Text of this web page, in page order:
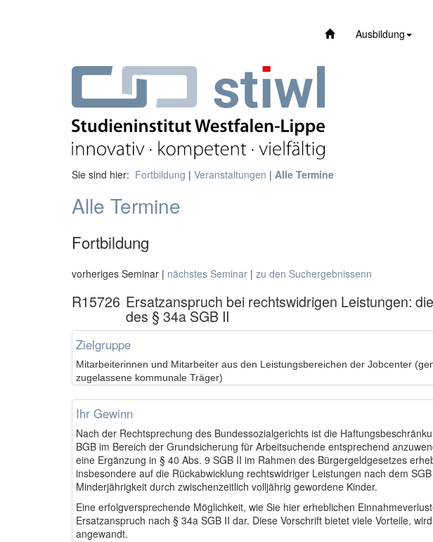
Ausbildung
Sie sind hier: Fortbildung | Veranstaltungen | Alle Termine
Alle Termine
Fortbildung
vorheriges Seminar | nächstes Seminar | zu den Suchergebnissenn
R15726 Ersatzanspruch bei rechtswidrigen Leistungen:
des § 34a SGB II
Zielgruppe
Mitarbeiterinnen und Mitarbeiter aus den Leistungsbereichen der Jobcenter
zugelassene kommunale Träger)
Ihr Gewinn
Nach der Rechtsprechung des Bundessozialgerichts ist die
BGB im Bereich der Grundsicherung für Arbeitsuchende entsprechend
eine Ergänzung in § 40 Abs. 9 SGB II im Rahmen des Bürgergeldgesetzes
insbesondere auf die Rückabwicklung rechtswidriger Leistungen nach dem
Minderjährigkeit durch zwischenzeitlich volljährig gewordene Kinder.
Eine erfolgversprechende Möglichkeit, wie Sie hier erheblichen
Ersatzanspruch nach § 34a SGB II dar. Diese Vorschrift bietet viele Vorteile,
angewandt.